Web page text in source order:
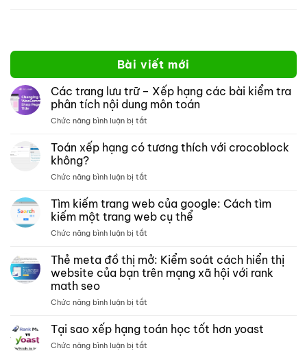
Bài viết mới
Các trang lưu trữ – Xếp hạng các bài kiểm tra
phân tích nội dung môn toán
Chức năng bình luận bị tắt
trang
lưu
các
bài
tích
nội
Toán xếp hạng có tương thích với crocoblock
không?
Chức năng bình luận bị tắt
xếp
hạng
có
với
crocoblock
Tìm kiếm trang web của google: Cách tìm
kiếm một trang web cụ thể
Chức năng bình luận bị tắt
kiếm
trang
web
tìm
Thẻ meta đồ thị mở: Kiểm soát cách hiển thị
website của bạn trên mạng xã hội với rank
math seo
Chức năng bình luận bị tắt
meta
đồ
Tại sao xếp hạng toán học tốt hơn yoast
Chức năng bình luận bị tắt